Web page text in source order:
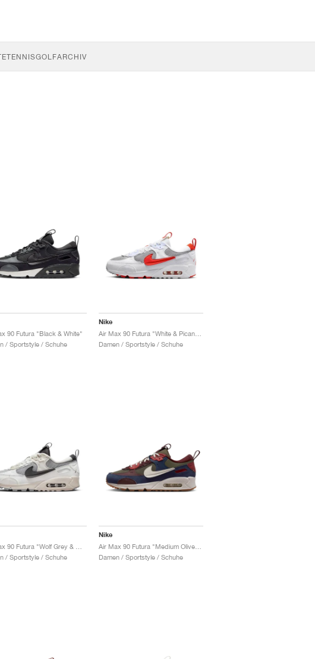
TENNISGOLFARCHIV
90 Futura "Black & White"
/ Sportstyle / Schuhe
Nike
Damen / Sportstyle / Schuhe
/ Sportstyle / Schuhe
Nike
Damen / Sportstyle / Schuhe